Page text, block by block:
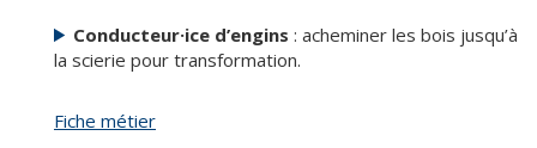
Conducteur·ice d’engins : acheminer les bois jusqu’à
la scierie pour transformation.
Fiche métier